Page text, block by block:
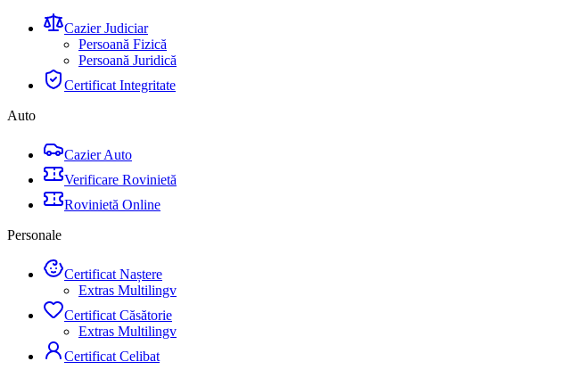
Cazier Judiciar
Persoană Fizică
Persoană Juridică
Certificat Integritate
Auto
Cazier Auto
Verificare Rovinietă
Rovinietă Online
Personale
Certificat Naștere
Extras Multilingv
Certificat Căsătorie
Extras Multilingv
Certificat Celibat